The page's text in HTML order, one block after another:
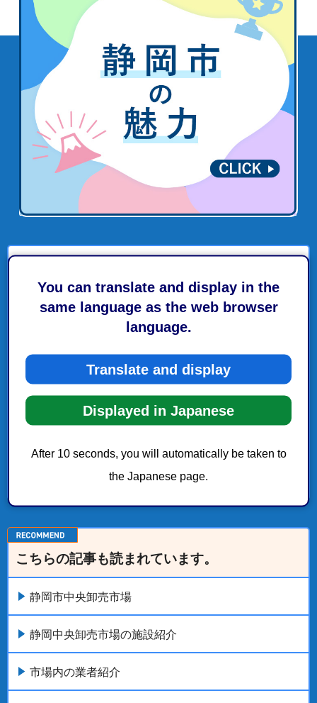
You can translate and display in the
same language as the web browser
language.
Translate and display
Displayed in Japanese
After 10 seconds, you will automatically be taken to
the Japanese page.
静岡中央卸売市場の施設紹介
市場の役割
市場の取引情報
もっとみる
こちらの記事も読まれています。
静岡市中央卸売市場
静岡中央卸売市場の施設紹介
市場内の業者紹介